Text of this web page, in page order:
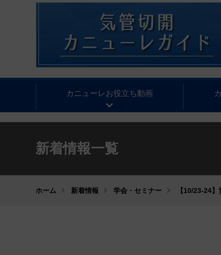
カニューレお役立ち動画
新着情報一覧
ホーム 新着情報 学会・セミナー 【10/23-24